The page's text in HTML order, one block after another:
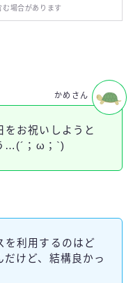
む場合があります
お祝いしようと
…(´；ω；`)
かめさん
利用するのはど
けど、結構良かっ